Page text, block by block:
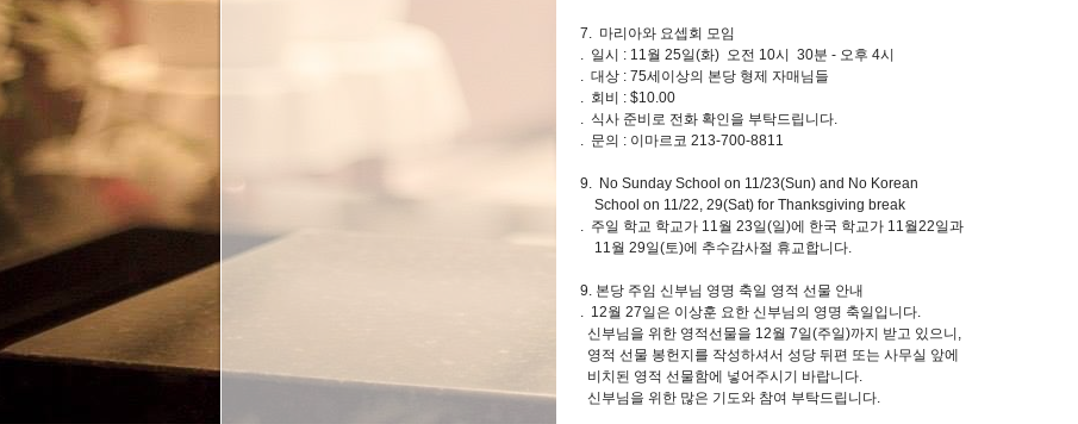
7. 마리아와 요셉회 모임
. 일시 : 11월 25일(화) 오전 10시 30분 - 오후 4시
. 대상 : 75세이상의 본당 형제 자매님들
. 회비 : $10.00
. 식사 준비로 전화 확인을 부탁드립니다.
. 문의 : 이마르코 213-700-8811
9. No Sunday School on 11/23(Sun) and No Korean
School on 11/22, 29(Sat) for Thanksgiving break
. 주일 학교 학교가 11월 23일(일)에 한국 학교가 11월22일과
11월 29일(토)에 추수감사절 휴교합니다.
9. 본당 주임 신부님 영명 축일 영적 선물 안내
. 12월 27일은 이상훈 요한 신부님의 영명 축일입니다.
신부님을 위한 영적선물을 12월 7일(주일)까지 받고 있으니,
영적 선물 봉헌지를 작성하셔서 성당 뒤편 또는 사무실 앞에
비치된 영적 선물함에 넣어주시기 바랍니다.
신부님을 위한 많은 기도와 참여 부탁드립니다.